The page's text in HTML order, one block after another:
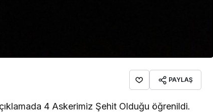
PAYLAŞ
4 Askerimiz Şehit Olduğu öğrenildi.